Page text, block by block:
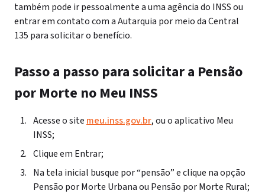
também pode ir pessoalmente a uma agência do INSS ou
entrar em contato com a Autarquia por meio da Central
135 para solicitar o benefício.
Passo a passo para solicitar a Pensão
por Morte no Meu INSS
Acesse o site meu.inss.gov.br, ou o aplicativo Meu
INSS;
Clique em Entrar;
Na tela inicial busque por “pensão” e clique na opção
Pensão por Morte Urbana ou Pensão por Morte Rural;